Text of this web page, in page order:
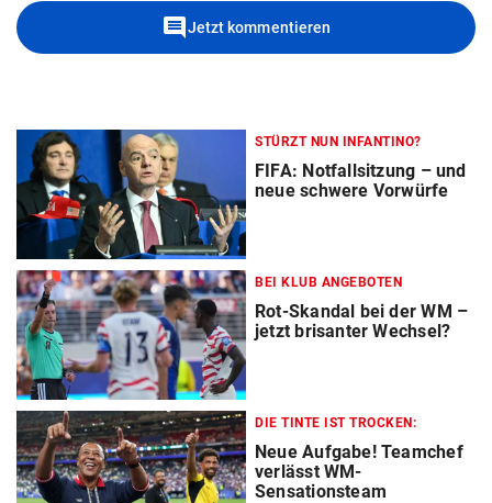
commentJetzt kommentieren
STÜRZT NUN INFANTINO?
FIFA: Notfallsitzung – und
neue schwere Vorwürfe
BEI KLUB ANGEBOTEN
Rot-Skandal bei der WM –
jetzt brisanter Wechsel?
DIE TINTE IST TROCKEN:
Neue Aufgabe! Teamchef
verlässt WM-
Sensationsteam